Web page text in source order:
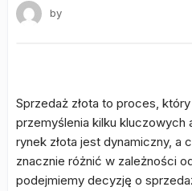
by
Sprzedaż złota to proces,
przemyślenia kilku kluczowych
rynek złota jest dynamiczny, a
znacznie różnić w zależności
podejmiemy decyzję o